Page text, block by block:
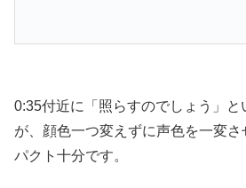
0:35付近に「照らすのでしょう」と
が、顔色一つ変えずに声色を一変
パクト十分です。